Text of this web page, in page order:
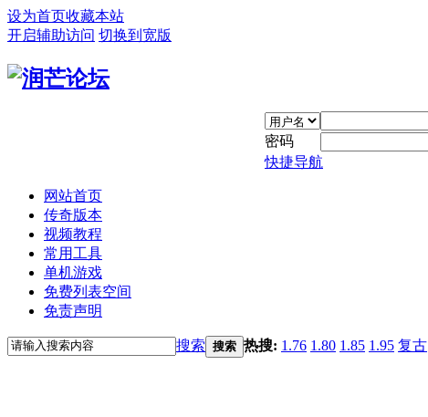
设为首页收藏本站
开启辅助访问 切换到宽版
密码
快捷导航
网站首页
传奇版本
视频教程
常用工具
单机游戏
免费列表空间
免责声明
搜索 搜索 热搜: 1.76 1.80 1.85 1.95 复古